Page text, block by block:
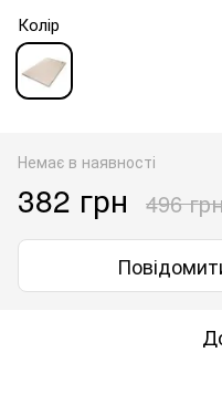
Колір
Немає в наявності
382 грн 496